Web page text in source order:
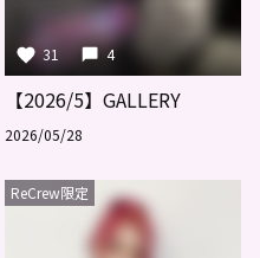
31 4
【2026/5】GALLERY
2026/05/28
ReCrew限定